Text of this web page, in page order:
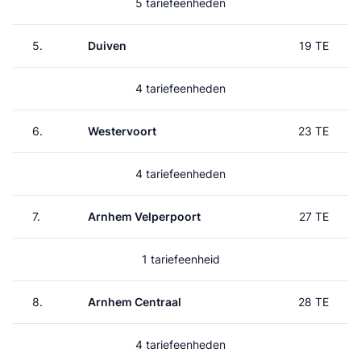
5 tariefeenheden
5. Duiven 19 TE
4 tariefeenheden
6. Westervoort 23 TE
4 tariefeenheden
7. Arnhem Velperpoort 27 TE
1 tariefeenheid
8. Arnhem Centraal 28 TE
4 tariefeenheden